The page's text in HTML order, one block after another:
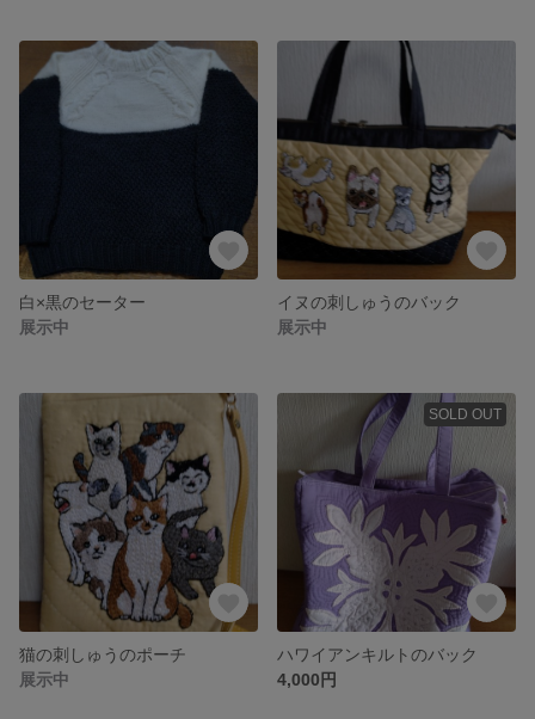
白×黒のセーター
展示中
イヌの刺しゅうのバック
展示中
猫の刺しゅうのポーチ
展示中
SOLD OUT
ハワイアンキルトのバック
4,000円